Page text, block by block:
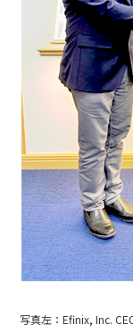
写真左：Efinix, Inc.